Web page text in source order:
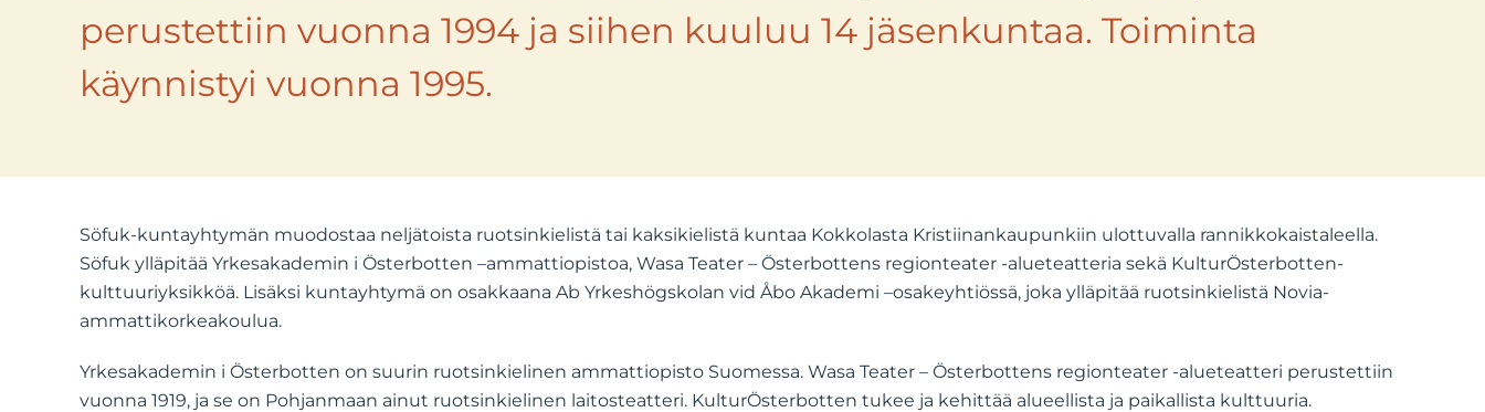
perustettiin vuonna 1994 ja siihen kuuluu 14 jäsenkuntaa. Toiminta
käynnistyi vuonna 1995.
Söfuk-kuntayhtymän muodostaa neljätoista ruotsinkielistä tai kaksikielistä kuntaa Kokkolasta Kristiinankaupunkiin ulottuvalla rannikkokaistaleella.
Söfuk ylläpitää Yrkesakademin i Österbotten –ammattiopistoa, Wasa Teater – Österbottens regionteater -alueteatteria sekä KulturÖsterbotten-
kulttuuriyksikköä. Lisäksi kuntayhtymä on osakkaana Ab Yrkeshögskolan vid Åbo Akademi –osakeyhtiössä, joka ylläpitää ruotsinkielistä Novia-
ammattikorkeakoulua.
Yrkesakademin i Österbotten on suurin ruotsinkielinen ammattiopisto Suomessa. Wasa Teater – Österbottens regionteater -alueteatteri perustettiin
vuonna 1919, ja se on Pohjanmaan ainut ruotsinkielinen laitosteatteri. KulturÖsterbotten tukee ja kehittää alueellista ja paikallista kulttuuria.